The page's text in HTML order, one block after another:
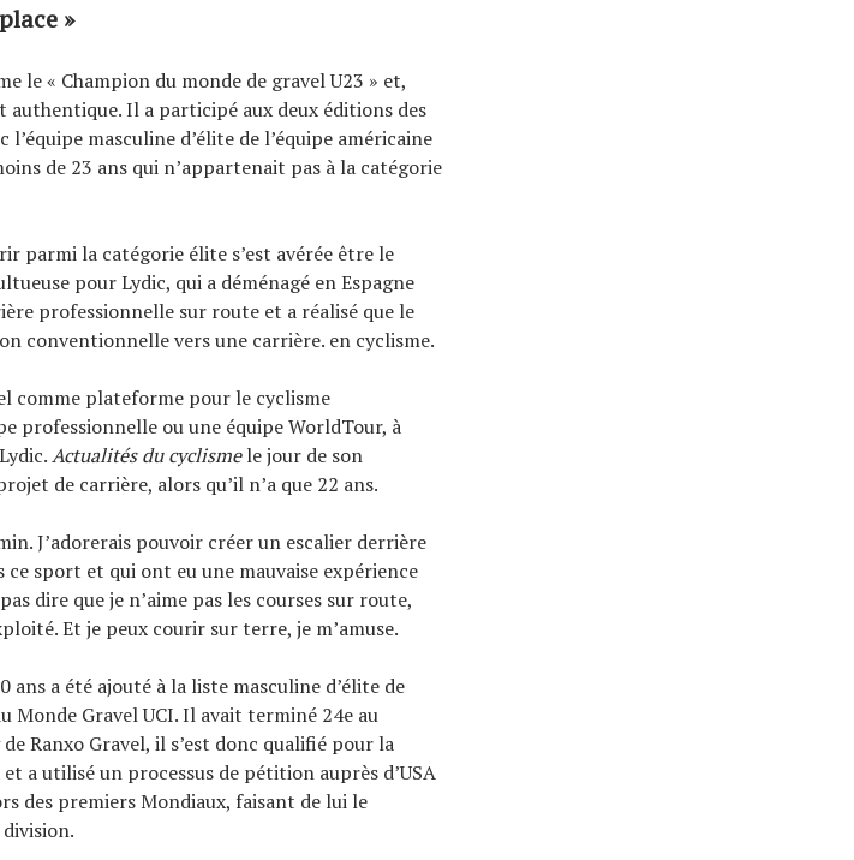
»
le « Champion du monde de gravel U23 » et,
Il a participé aux deux éditions des
masculine d’élite de l’équipe américaine
de 23 ans qui n’appartenait pas à la catégorie
parmi la catégorie élite s’est avérée être le
pour Lydic, qui a déménagé en Espagne
professionnelle sur route et a réalisé que le
conventionnelle vers une carrière. en cyclisme.
comme plateforme pour le cyclisme
professionnelle ou une équipe WorldTour, à
Actualités du cyclismele jour de son
de carrière, alors qu’il n’a que 22 ans.
J’adorerais pouvoir créer un escalier derrière
sport et qui ont eu une mauvaise expérience
dire que je n’aime pas les courses sur route,
Et je peux courir sur terre, je m’amuse.
ans a été ajouté à la liste masculine d’élite de
Monde Gravel UCI. Il avait terminé 24e au
Ranxo Gravel, il s’est donc qualifié pour la
a utilisé un processus de pétition auprès d’USA
des premiers Mondiaux, faisant de lui le